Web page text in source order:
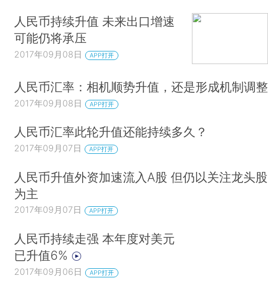
人民币持续升值 未来出口增速
可能仍将承压
2017年09月08日 APP打开
人民币汇率：相机顺势升值，还是形成机制调整
2017年09月08日 APP打开
人民币汇率此轮升值还能持续多久？
2017年09月07日 APP打开
人民币升值外资加速流入A股 但仍以关注龙头股
为主
2017年09月07日 APP打开
人民币持续走强 本年度对美元
已升值6%
2017年09月06日 APP打开